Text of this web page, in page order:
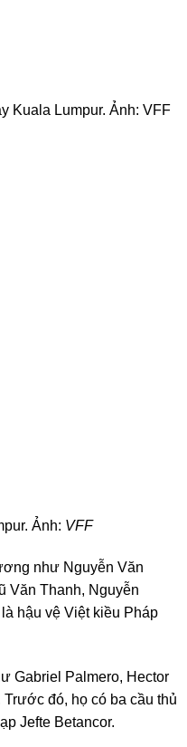
Ảnh: VFF
như Nguyễn Văn
Văn Thanh, Nguyễn
hậu vệ Việt kiều Pháp
Gabriel Palmero, Hector
đó, họ có ba cầu thủ
Jefte Betancor.